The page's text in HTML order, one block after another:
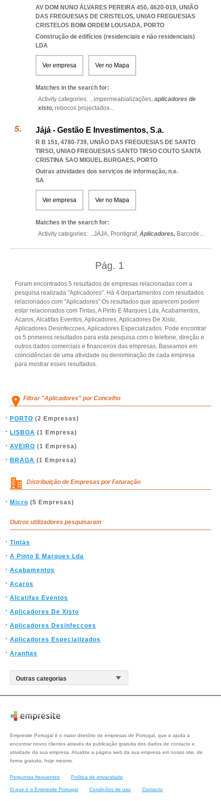
AV DOM NUNO ÁLVARES PEREIRA 450, 4620-019, UNIÃO
DAS FREGUESIAS DE CRISTELOS, UNIAO FREGUESIAS
CRISTELOS BOIM ORDEM LOUSADA, PORTO
Construção de edifícios (residenciais e não residenciais)
LDA
Ver empresa Ver no Mapa
Matches in the search for:
Activity categories: ...impermeabializações, aplicadores de
xisto, rebocos projectados...
Jájá - Gestão E Investimentos, S.a.
R B 151, 4780-739, UNIÃO DAS FREGUESIAS DE SANTO
TIRSO, UNIAO FREGUESIAS SANTO TIRSO COUTO SANTA
CRISTINA SAO MIGUEL BURGAES, PORTO
Outras atividades dos serviços de informação, n.e.
SA
Ver empresa Ver no Mapa
Matches in the search for:
Activity categories: ...JAJA, Prontigraf, Aplicadores, Barcode...
Pág. 1
Foram encontrados 5 resultados de empresas relacionadas com a
pesquisa realizada "Aplicadores". Há 4 departamentos com resultados
relacionados com "Aplicadores".Os resultados que aparecem podem
estar relacionados com Tintas, A Pinto E Marques Lda, Acabamentos,
Acaros, Alcatifas Eventos, Aplicadores, Aplicadores De Xisto,
Aplicadores Desinfeccoes, Aplicadores Especializados. Pode encontrar
os 5 primeiros resultados para esta pesquisa com o telefone, direção e
outros dados comerciais e financeiros das empresas. Baseamos em
coincidências de uma atividade ou denominação de cada empresa
para mostrar esses resultados.
Filtrar "Aplicadores" por Concelho
PORTO (2 Empresas)
LISBOA (1 Empresa)
AVEIRO (1 Empresa)
BRAGA (1 Empresa)
Distribuição de Empresas por Faturação
Micro (5 Empresas)
Outros utilizadores pesquisaram
Tintas
A Pinto E Marques Lda
Acabamentos
Acaros
Alcatifas Eventos
Aplicadores De Xisto
Aplicadores Desinfeccoes
Aplicadores Especializados
Aranhas
Empresite Portugal é o maior diretório de empresas de Portugal, que o ajuda a
encontrar novos clientes através da publicação gratuita dos dados de contacto e
atividade da sua empresa. Atualize a página web da sua empresa em nosso site, de
forma gratuita, hoje mesmo.
Perguntas frequentes Política de privacidade
O que é o Empresite Portugal Condições de uso Contacto